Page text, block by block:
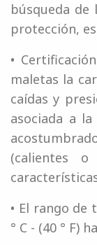
búsqueda de
protección,
•
maletas la
caídas y
asociada a
(calientes
• El rango
° C - (40 ° F)